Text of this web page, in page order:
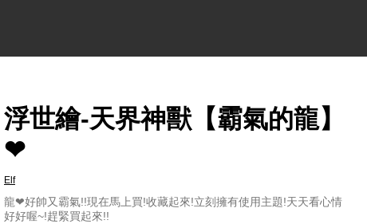
浮世繪-天界神獸【霸氣的龍】
❤
Elf
龍❤好帥又霸氣!!現在馬上買!收藏起來!立刻擁有使用主題!天天看心情
好好喔~!趕緊買起來!!